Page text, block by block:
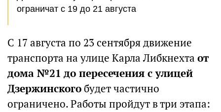
ограничат с 19 до 21 августа
С 17 августа по 23 сентября движение
транспорта на улице Карла Либкнехта от
дома №21 до пересечения с улицей
Дзержинскогобудет частично
ограничено. Работы пройдут в три этапа: